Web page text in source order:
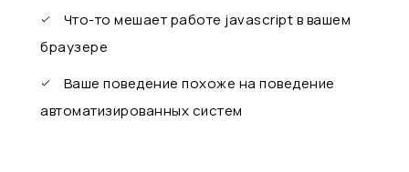
Что-то мешает работе javascript в вашем
браузере
Ваше поведение похоже на поведение
автоматизированных систем